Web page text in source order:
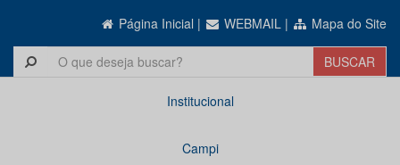
Página Inicial | WEBMAIL | Mapa do Site
Institucional
Campi